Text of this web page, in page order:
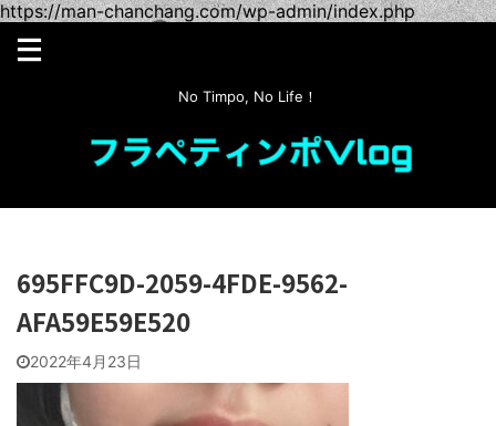
https://man-chanchang.com/wp-admin/index.php
No Timpo, No Life！
695FFC9D-2059-4FDE-9562-
AFA59E59E520
2022年4月23日